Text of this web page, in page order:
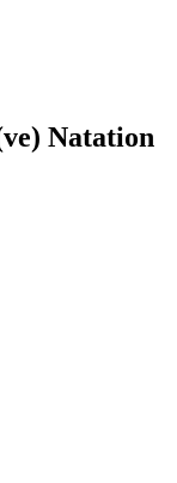
Natation